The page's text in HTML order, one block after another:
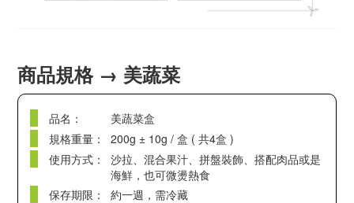
商品規格 → 美蔬菜
品名：
美蔬菜盒
規格重量：
200g ± 10g / 盒 ( 共4盒 )
使用方式：
沙拉、混合果汁、拼盤裝飾、搭配肉品或是
海鮮，也可微燙熱食
保存期限：
約一週，需冷藏